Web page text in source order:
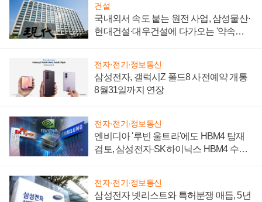
건설
국내외서 속도 붙는 원전 사업, 삼성물산·
현대건설·대우건설에 다가오는 '약속의
전자·전기·정보통신
삼성전자, 갤럭시Z 폴드8 사전예약 개통
8월31일까지 연장
전자·전기·정보통신
엔비디아 '루빈 울트라'에도 HBM4 탑재
검토, 삼성전자·SK하이닉스 HBM4 수율
전자·전기·정보통신
삼성전자 넷리스트와 특허분쟁 매듭, 5년